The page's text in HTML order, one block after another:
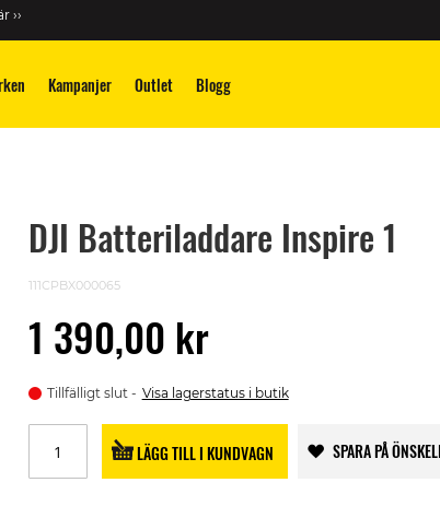
››
Kampanjer Outlet Blogg
DJI Batteriladdare Inspire 1
111CPBX000065
1 390,00 kr
Tillfälligt slut Visa lagerstatus i butik
LÄGG TILL I KUNDVAGN SPARA PÅ